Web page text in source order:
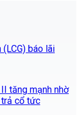
báo lãi
tăng mạnh nhờ
trả cổ tức